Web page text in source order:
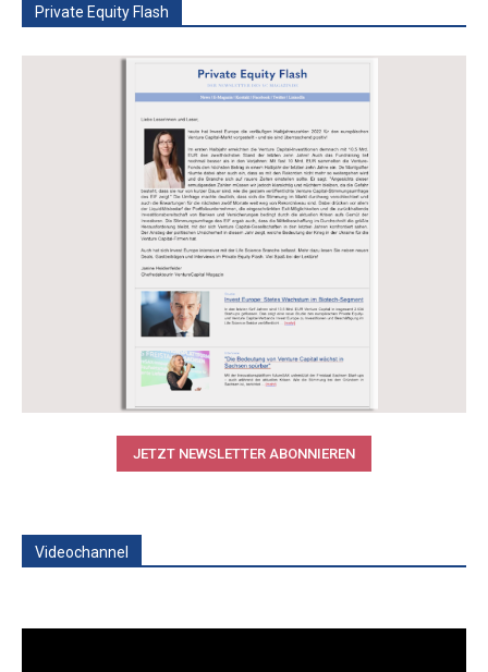
Private Equity Flash
JETZT NEWSLETTER ABONNIEREN
Videochannel